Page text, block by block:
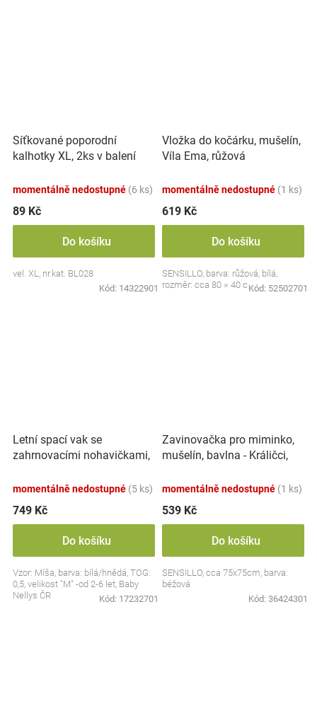
Síťkované poporodní
kalhotky XL, 2ks v balení
momentálně nedostupné (6 ks)
89 Kč
Do košíku
vel. XL, nr.kat. BL028
Kód: 14322901
Vložka do kočárku, mušelín,
Víla Ema, růžová
momentálně nedostupné (1 ks)
619 Kč
Do košíku
SENSILLO, barva: růžová, bílá,
rozměr: cca 80 × 40 cmKód: 52502701
Letní spací vak se
zahrnovacími nohavičkami,
potiskem, M
momentálně nedostupné (5 ks)
749 Kč
Do košíku
Vzor: Míša, barva: bílá/hnědá, TOG:
0,5, velikost "M" -od 2-6 let, Baby
Nellys ČR
Kód: 17232701
Zavinovačka pro miminko,
mušelín, bavlna - Králičci,
momentálně nedostupné (1 ks)
539 Kč
Do košíku
SENSILLO, cca 75x75cm, barva:
béžová
Kód: 36424301